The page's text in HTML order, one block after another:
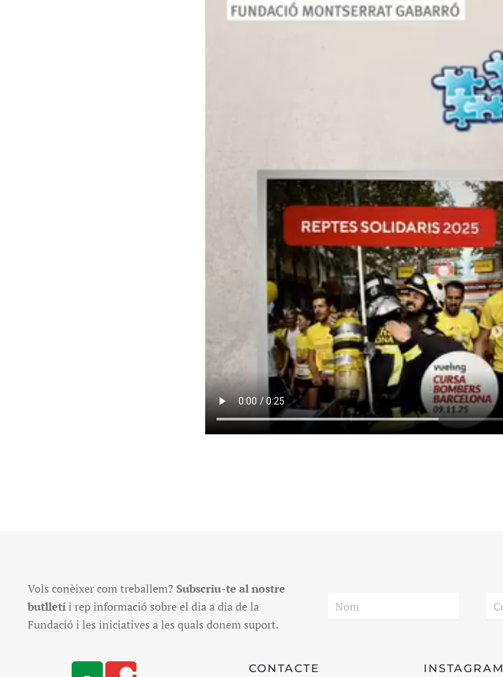
Vols conèixer com treballem? Subscriu-te al nostre
butlletí i rep informació sobre el dia a dia de la
Fundació i les iniciatives a les quals donem suport.
CONTACTE INSTAGRAM